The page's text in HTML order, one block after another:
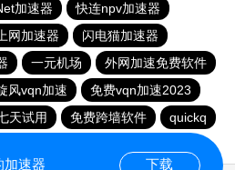
加速器
快连npv加速器
网加速器
闪电猫加速器
一元机场
外网加速免费软件
风vqn加速
免费vqn加速2023
天试用 免费跨墙软件
quickq
加速器 下载